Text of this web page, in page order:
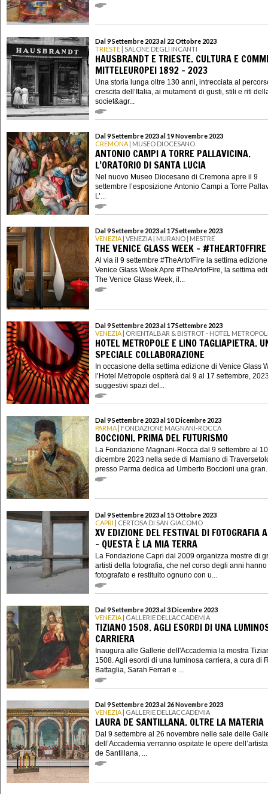
Dal 9 Settembre 2023 al 22 Ottobre 2023
TRIESTE | SALONE DEGLI INCANTI
HAUSBRANDT E TRIESTE. CULTURA E
MITTELEUROPEI 1892 - 2023
Una storia lunga oltre 130 anni, intrecciata al
crescita dell’Italia, ai mutamenti di gusti, stili e riti
societ&agr...
Dal 9 Settembre 2023 al 19 Novembre 2023
CREMONA | MUSEO DIOCESANO
ANTONIO CAMPI A TORRE PALLAVICINA.
L’ORATORIO DI SANTA LUCIA
Nel nuovo Museo Diocesano di Cremona apre il 9
settembre l’esposizione Antonio Campi a Torre
L’...
Dal 9 Settembre 2023 al 17 Settembre 2023
VENEZIA | VENEZIA | MURANO | MESTRE
THE VENICE GLASS WEEK - #THEARTOFFIRE
Al via il 9 settembre #TheArtofFire la settima
Venice Glass Week Apre #TheArtofFire, la settima
The Venice Glass Week, il...
Dal 9 Settembre 2023 al 17 Settembre 2023
VENEZIA | ORIENTALBAR & BISTROT - HOTEL
HOTEL METROPOLE E LINO TAGLIAPIETRA.
SPECIALE COLLABORAZIONE
In occasione della settima edizione di Venice Glass
l’Hotel Metropole ospiterà dal 9 al 17 settembre,
suggestivi spazi del...
Dal 9 Settembre 2023 al 10 Dicembre 2023
PARMA | FONDAZIONE MAGNANI-ROCCA
BOCCIONI. PRIMA DEL FUTURISMO
La Fondazione Magnani-Rocca dal 9 settembre al 10
dicembre 2023 nella sede di Mamiano di
presso Parma dedica ad Umberto Boccioni una
Dal 9 Settembre 2023 al 15 Ottobre 2023
CAPRI | CERTOSA DI SAN GIACOMO
XV EDIZIONE DEL FESTIVAL DI FOTOGRAFIA
- QUESTA È LA MIA TERRA
La Fondazione Capri dal 2009 organizza mostre di
artisti della fotografia, che nel corso degli anni hanno
fotografato e restituito ognuno con u...
Dal 9 Settembre 2023 al 3 Dicembre 2023
VENEZIA | GALLERIE DELL’ACCADEMIA
TIZIANO 1508. AGLI ESORDI DI UNA
CARRIERA
Inaugura alle Gallerie dell'Accademia la mostra
1508. Agli esordi di una luminosa carriera, a cura di
Battaglia, Sarah Ferrari e ...
Dal 9 Settembre 2023 al 26 Novembre 2023
VENEZIA | GALLERIE DELL’ACCADEMIA
LAURA DE SANTILLANA. OLTRE LA MATERIA
Dal 9 settembre al 26 novembre nelle sale delle
dell’Accademia verranno ospitate le opere
de Santillana, ...